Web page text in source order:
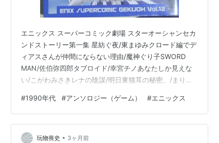
エニックス スーパーコミック劇場 スターオーシャンセカ
ンドストーリー第一集 星紡ぐ夜/東まゆみクロード編でデ
ィアスさんが仲間にならない理由/魔神ぐり子SWORD
MAN/佐伯弥四郎タブロイド/幸宮チノあなたしか見えな
い/こがわみさきレナの陰謀/明日東猫耳の秘密。/まりお
がさす場所/悟空ハヤト僕らの上にも星が降る/たかなぎ優
名アーリアへようこそ♡/海河まみRena/出口ユーイチビ
ッグポケット!!/梶原あやFRIEND/浦地小夏HOPE/新流恋
のから騒ぎ/結城まさのへBE WILD/望月悟 カラーイラス
#1990年代 #アンソロジー（ゲーム） #エニックス
玩物喪史 • 3ヶ月前